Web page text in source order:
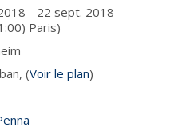
- 22 sept. 2018
Paris)
(Voir le plan)